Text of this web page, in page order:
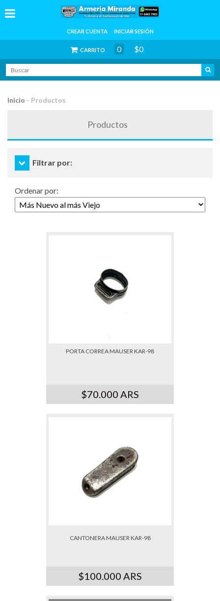
CREAR CUENTA INICIAR SESIÓN
CARRITO 0 $0
Inicio - Productos
Productos
Filtrar por:
Ordenar por:
PORTA CORREA MAUSER KAR-98
$70.000 ARS
CANTONERA MAUSER KAR-98
$100.000 ARS